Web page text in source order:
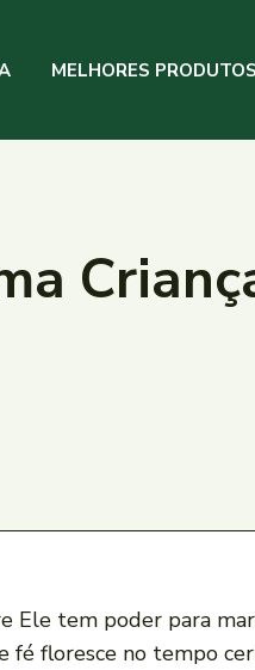
MELHORES PRODUTOS
Ele tem poder para
fé floresce no tempo